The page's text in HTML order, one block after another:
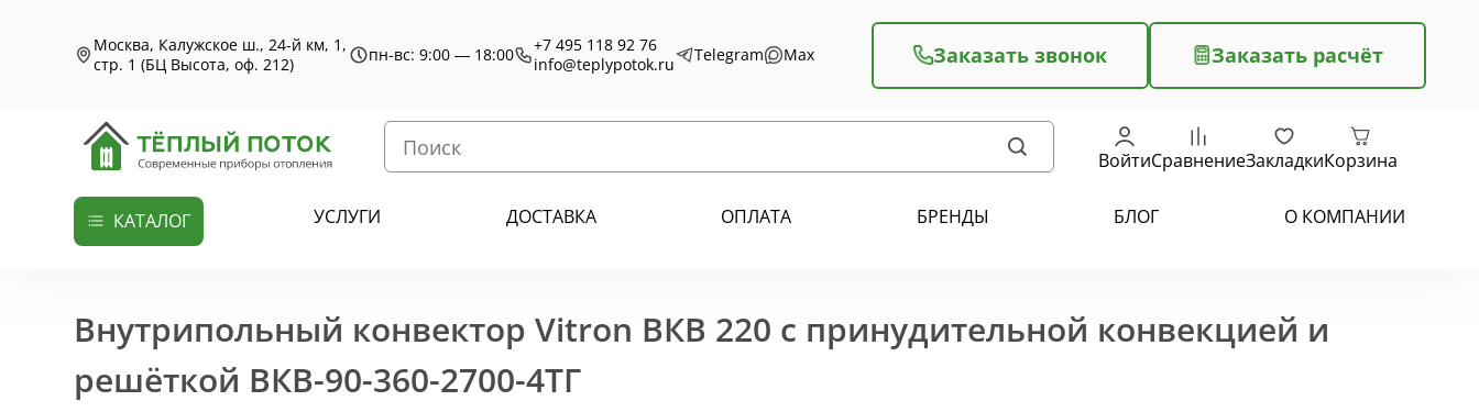
Москва, Калужское ш., 24-й км, 1,
стр. 1 (БЦ Высота, оф. 212)
пн-вс: 9:00 — 18:00
+7 495 118 92 76
info@teplypotok.ru
Telegram Max Заказать звонок Заказать расчёт
ВойтиСравнениеЗакладкиКорзина
КАТАЛОГ УСЛУГИ ДОСТАВКА ОПЛАТА БРЕНДЫ БЛОГ О КОМПАНИИ
Внутрипольный конвектор Vitron ВКВ 220 с принудительной конвекцией и
решёткой ВКВ-90-360-2700-4ТГ